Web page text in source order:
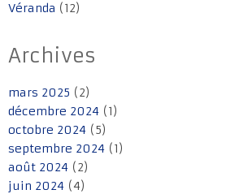
Véranda (12)
Archives
mars 2025 (2)
décembre 2024 (1)
octobre 2024 (5)
septembre 2024 (1)
août 2024 (2)
juin 2024 (4)